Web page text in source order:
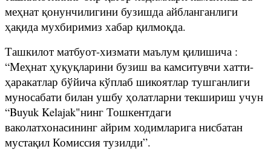
меҳнат қонунчилигини бузишда айбланганлиги
ҳақида мухбиримиз хабар қилмоқда.
Ташкилот матбуот-хизмати маълум қилишича :
“Меҳнат ҳуқуқларини бузиш ва камситувчи хатти-
ҳаракатлар бўйича кўплаб шикоятлар тушганлиги
муносабати билан ушбу ҳолатларни текшириш учун
“Buyuk Kelajak"нинг Тошкентдаги
ваколатхонасининг айрим ходимларига нисбатан
мустақил Комиссия тузилди”.